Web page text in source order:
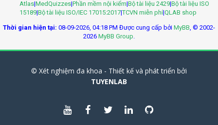
© Xét nghiệm đa khoa - Thiết kế và phát triển bởi
TUYENLAB
Atlas|MedQuizzes|Phần mềm nội kiểm|Bộ tài liệu 2429|Bộ tài liệu ISO
15189|Bộ tài liệu ISO/IEC 17015:2017|TCVN miễn phí|QLAB shop
Thời gian hiện tại: 08-09-2026, 04:18 PM Được cung cấp bởi MyBB, © 2002-
2026 MyBB Group.